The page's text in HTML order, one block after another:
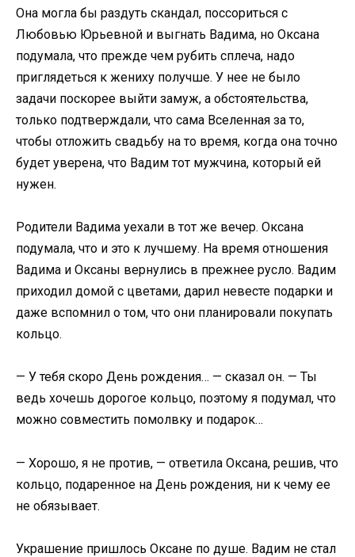
Она могла бы раздуть скандал, поссориться с
Любовью Юрьевной и выгнать Вадима, но Оксана
подумала, что прежде чем рубить сплеча, надо
приглядеться к жениху получше. У нее не было
задачи поскорее выйти замуж, а обстоятельства,
только подтверждали, что сама Вселенная за то,
чтобы отложить свадьбу на то время, когда она точно
будет уверена, что Вадим тот мужчина, который ей
нужен.
Родители Вадима уехали в тот же вечер. Оксана
подумала, что и это к лучшему. На время отношения
Вадима и Оксаны вернулись в прежнее русло. Вадим
приходил домой с цветами, дарил невесте подарки и
даже вспомнил о том, что они планировали покупать
кольцо.
— У тебя скоро День рождения… — сказал он. — Ты
ведь хочешь дорогое кольцо, поэтому я подумал, что
можно совместить помолвку и подарок…
— Хорошо, я не против, — ответила Оксана, решив, что
кольцо, подаренное на День рождения, ни к чему ее
не обязывает.
Украшение пришлось Оксане по душе. Вадим не стал